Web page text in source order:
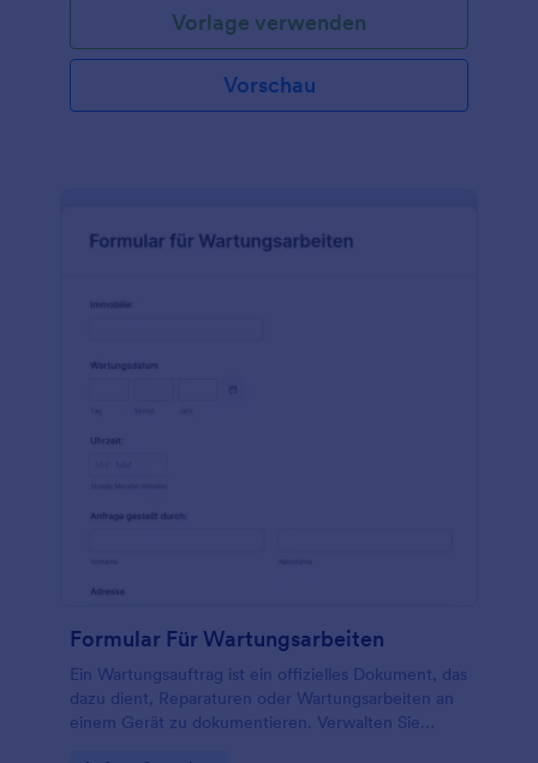
Vorlage verwenden
Vorschau
Formular Für Wartungsarbeiten
Ein Wartungsauftrag ist ein offizielles Dokument, das
dazu dient, Reparaturen oder Wartungsarbeiten an
einem Gerät zu dokumentieren. Verwalten Sie